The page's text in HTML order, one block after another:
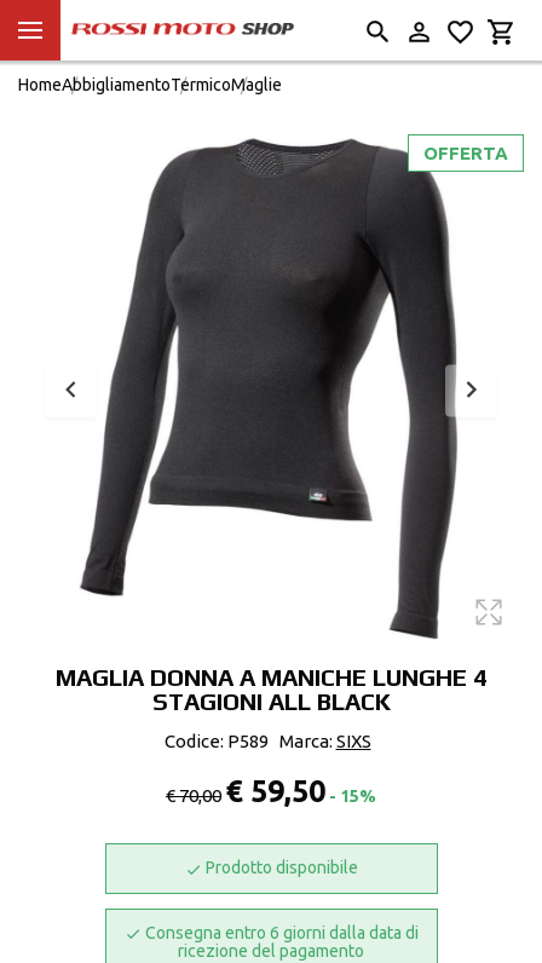
HomeAbbigliamentoTermicoMaglie
OFFERTA
MAGLIA DONNA A MANICHE LUNGHE 4
STAGIONI ALL BLACK
Codice: P589 Marca: SIXS
€ 70,00 € 59,50 - 15%
Prodotto disponibile
Consegna entro 6 giorni dalla data di
ricezione del pagamento